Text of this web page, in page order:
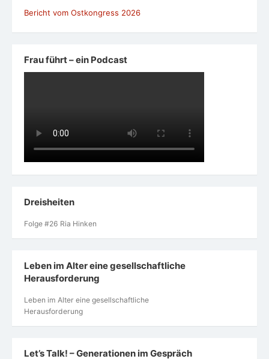
Bericht vom Ostkongress 2026
Frau führt – ein Podcast
Dreisheiten
Folge #26 Ria Hinken
Leben im Alter eine gesellschaftliche
Herausforderung
Leben im Alter eine gesellschaftliche
Herausforderung
Let’s Talk! – Generationen im Gespräch